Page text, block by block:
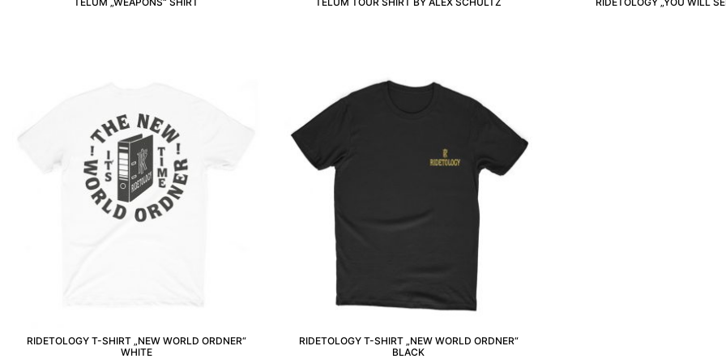
RIDETOLOGY T-SHIRT „NEW WORLD ORDNER“
WHITE
RIDETOLOGY T-SHIRT „NEW WORLD ORDNER“
BLACK